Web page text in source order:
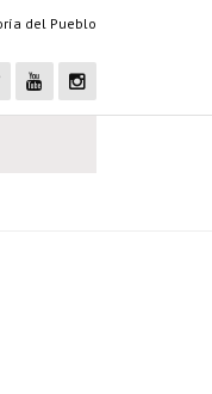
del Pueblo